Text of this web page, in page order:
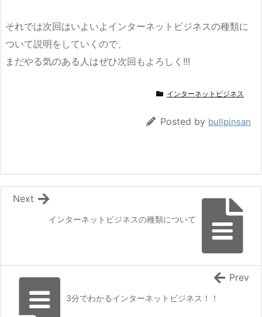
それでは次回はいよいよインターネットビジネスの種類に
ついて説明をしていくので、
まだやる気のある人はぜひ次回もよろしく!!!
インターネットビジネス
Posted by bullpinsan
インターネットビジネスの種類について
Next
3分でわかるインターネットビジネス！！
Prev